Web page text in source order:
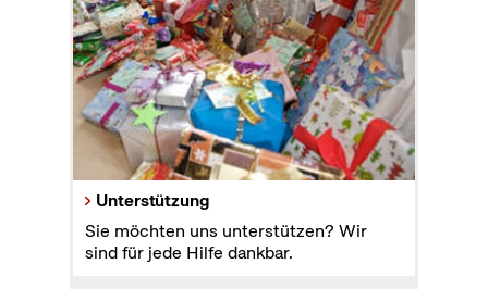
Unterstützung
Sie möchten uns unterstützen? Wir
sind für jede Hilfe dankbar.